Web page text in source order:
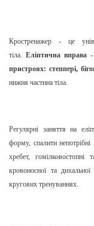
Кростренажер - це
тіла.Еліптична вправа
пристроях: степпері,
нижня частина тіла.
Регулярні заняття на
форму, спалити
хребет,
кровоносної та
кругових тренуваннях.